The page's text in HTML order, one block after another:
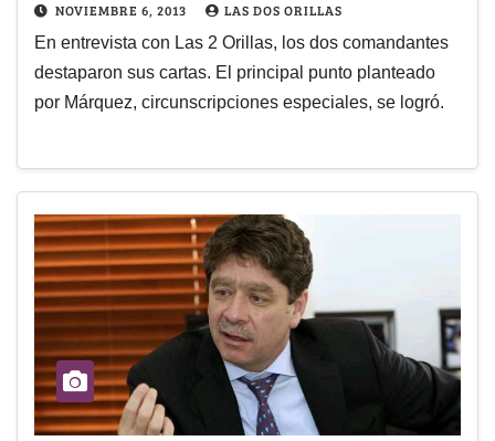
NOVIEMBRE 6, 2013 LAS DOS ORILLAS
En entrevista con Las 2 Orillas, los dos comandantes
destaparon sus cartas. El principal punto planteado
por Márquez, circunscripciones especiales, se logró.